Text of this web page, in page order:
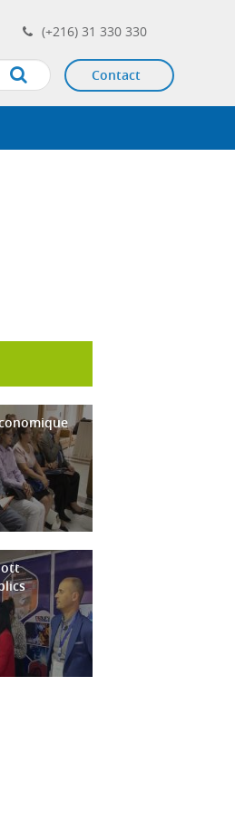
(+216) 31 330 330
Apply Contact